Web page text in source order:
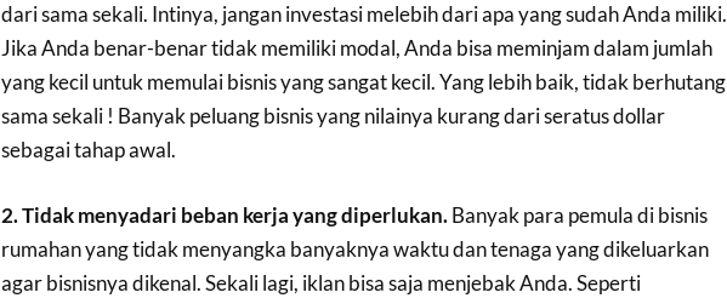
dari sama sekali. Intinya, jangan investasi melebih dari apa yang sudah Anda miliki.
Jika Anda benar-benar tidak memiliki modal, Anda bisa meminjam dalam jumlah
yang kecil untuk memulai bisnis yang sangat kecil. Yang lebih baik, tidak berhutang
sama sekali ! Banyak peluang bisnis yang nilainya kurang dari seratus dollar
sebagai tahap awal.
2. Tidak menyadari beban kerja yang diperlukan.Banyak para pemula di bisnis
rumahan yang tidak menyangka banyaknya waktu dan tenaga yang dikeluarkan
agar bisnisnya dikenal. Sekali lagi, iklan bisa saja menjebak Anda. Seperti